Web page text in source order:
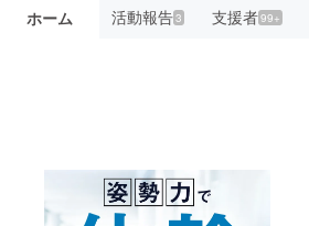
ホーム 活動報告3 支援者99+